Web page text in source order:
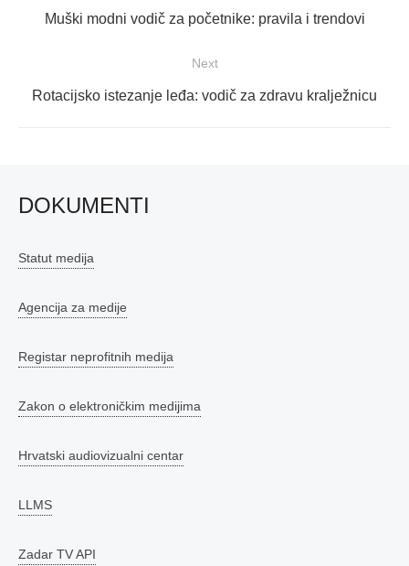
objava
Previous
Muški modni vodič za početnike: pravila i trendovi
Next
Next
Rotacijsko istezanje leđa: vodič za zdravu kralježnicu
DOKUMENTI
Statut medija
Agencija za medije
Registar neprofitnih medija
Zakon o elektroničkim medijima
Hrvatski audiovizualni centar
LLMS
Zadar TV API